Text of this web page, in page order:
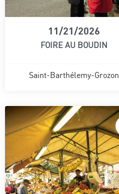
11/21/2026
FOIRE AU BOUDIN
Saint-Barthélemy-Grozon